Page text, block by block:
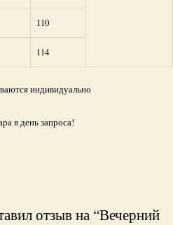
110
114
индивидуально
в день запроса!
отзыв на “Вечерний